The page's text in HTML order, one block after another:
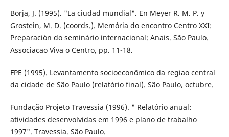
Borja, J. (1995). "La ciudad mundial". En Meyer R. M. P. y
Grostein, M. D. (coords.). Memória do encontro Centro XXI:
Preparación do seminário internacional: Anais. São Paulo.
Associacao Viva o Centro, pp. 11-18.
FPE (1995). Levantamento socioeconômico da regiao central
da cidade de São Paulo (relatório final). São Paulo, octubre.
Fundação Projeto Travessia (1996). " Relatório anual:
atividades desenvolvidas em 1996 e plano de trabalho
1997". Travessia. São Paulo.